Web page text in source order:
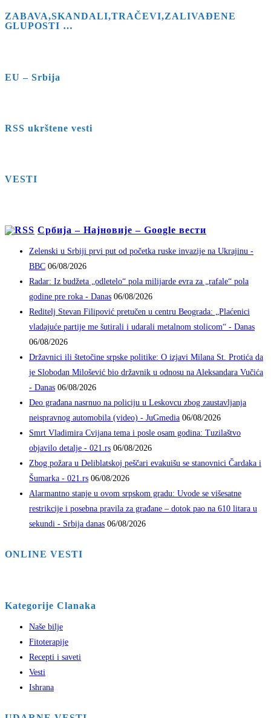
ZABAVA,SKANDALI,TRAČEVI,ZALIVAĐENE
GLUPOSTI …
EU – Srbija
RSS ukrštene vesti
VESTI
Србија – Најновије – Google вести
Zelenski u Srbiji prvi put od početka ruske invazije na Ukrajinu -
BBC 06/08/2026
Radar: Iz budžeta „odletelo“ pola milijarde evra za „rafale“ pola
godine pre roka - Danas 06/08/2026
Reditelj Stevan Filipović pretučen u centru Beograda: „Plaćenici
vladajuće partije me šutirali i udarali metalnom stolicom“ - Danas
06/08/2026
Državnici ili štetočine srpske politike: O izjavi Milana St. Protića da
je Slobodan Milošević bio državnik u odnosu na Aleksandara Vučića
- Danas 06/08/2026
Deo građana nasrnuo na policiju u Leskovcu zbog zaustavljanja
neispravnog automobila (video) - JuGmedia 06/08/2026
Smrt Vladimira Cvijana tema i posle osam godina: Tuzilaštvo
objavilo detalje - 021.rs 06/08/2026
Zbog požara u Deliblatskoj peščari evakuišu se stanovnici Čardaka i
Šumarka - 021.rs 06/08/2026
Alarmantno stanje u ovom srpskom gradu: Uvode se višesatne
restrikcije i posebna pravila za građane – dotok pao na 610 litara u
sekundi - Srbija danas 06/08/2026
ONLINE VESTI
Kategorije Clanaka
Naše bilje
Fitoterapije
Recepti i saveti
Vesti
Ishrana